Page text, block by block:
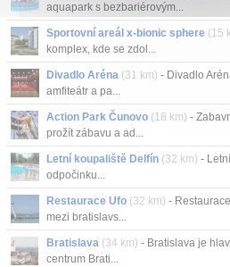
aquapark s bezbariérovým...
Sportovní areál x-bionic sphere (15
komplex, kde se zdol...
Divadlo Aréna (31 km) - Divadlo
amfiteátr a pa...
Action Park Čunovo (18 km) -
prožít zábavu a ad...
Letní koupaliště Delfín (32 km) -
odpočinku...
Restaurace Ufo (32 km) -
mezi bratislavs...
Bratislava (34 km) - Bratislava je
centrum Brati...